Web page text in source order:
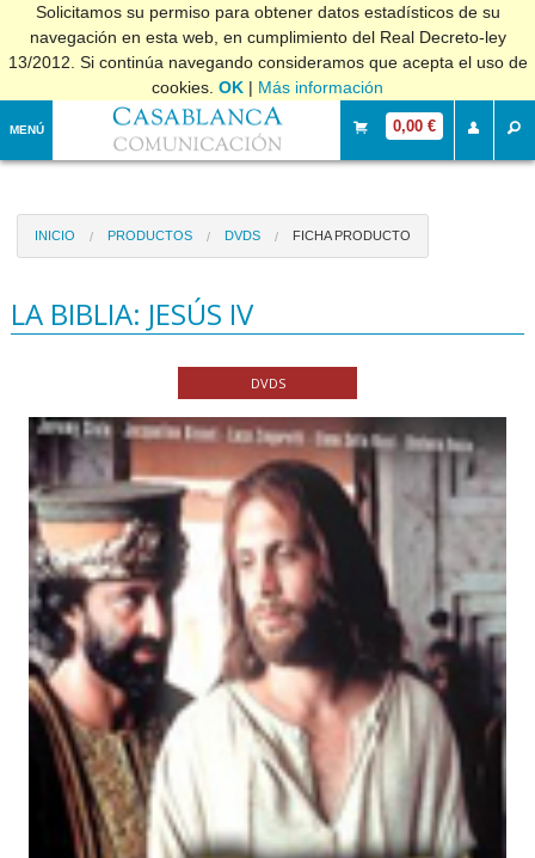
Solicitamos su permiso para obtener datos estadísticos de su
navegación en esta web, en cumplimiento del Real Decreto-ley
13/2012. Si continúa navegando consideramos que acepta el uso de
cookies. OK | Más información
MENÚ 0,00 €
INICIO PRODUCTOS DVDS FICHA PRODUCTO
LA BIBLIA: JESÚS IV
DVDS